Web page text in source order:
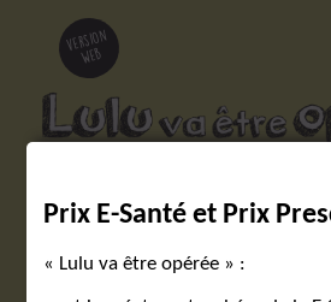
Des outils pour réussir un
version
web
Prix E-Santé et Prix
« Lulu va être opérée » :